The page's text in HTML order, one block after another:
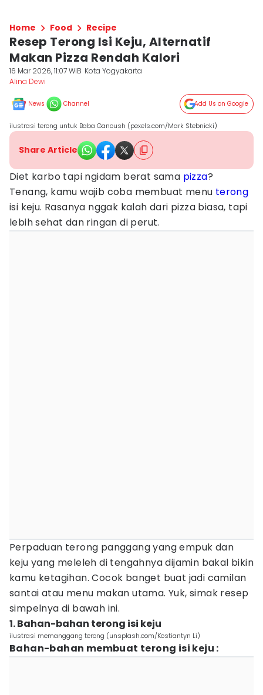
Home Food Recipe
Resep Terong Isi Keju, Alternatif
Makan Pizza Rendah Kalori
16 Mar 2026, 11:07 WIB Kota Yogyakarta
Alina Dewi
News Channel Add Us on Google
ilustrasi terong untuk Baba Ganoush (pexels.com/Mark Stebnicki)
Share Article
Diet karbo tapi ngidam berat sama pizza?
Tenang, kamu wajib coba membuat menu terong
isi keju. Rasanya nggak kalah dari pizza biasa, tapi
lebih sehat dan ringan di perut.
Perpaduan terong panggang yang empuk dan
keju yang meleleh di tengahnya dijamin bakal bikin
kamu ketagihan. Cocok banget buat jadi camilan
santai atau menu makan utama. Yuk, simak resep
simpelnya di bawah ini.
1. Bahan-bahan terong isi keju
ilustrasi memanggang terong (unsplash.com/Kostiantyn Li)
Bahan-bahan membuat terong isi keju :